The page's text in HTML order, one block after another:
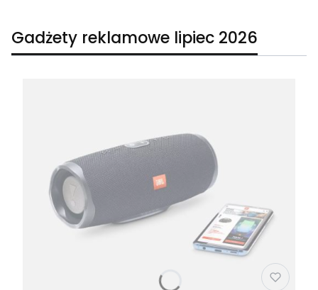
Gadżety reklamowe lipiec 2026